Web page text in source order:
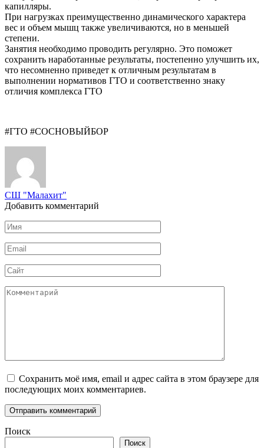
капилляры.
При нагрузках преимущественно динамического характера
вес и объем мышц также увеличиваются, но в меньшей
степени.
Занятия необходимо проводить регулярно. Это поможет
сохранить наработанные результаты, постепенно улучшить их,
что несомненно приведет к отличным результатам в
выполнении нормативов ГТО и соответственно знаку
отличия комплекса ГТО
#ГТО #СОСНОВЫЙБОР
СШ "Малахит"
Добавить комментарий
Имя
*
Email
*
Сайт
Комментарий
Сохранить моё имя, email и адрес сайта в этом браузере для
последующих моих комментариев.
Поиск
Поиск